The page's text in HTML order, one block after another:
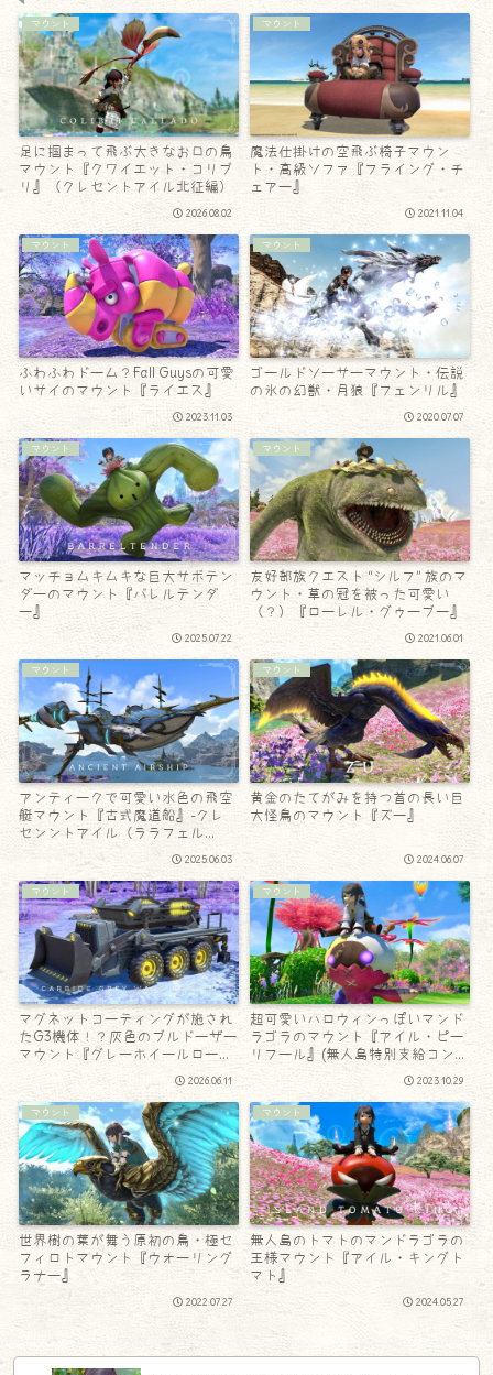
マウント
足に掴まって飛ぶ大きなお口の鳥
マウント『クワイエット・コリブ
リ』（クレセントアイル北征編）
2026.08.02
マウント
魔法仕掛けの空飛ぶ椅子マウン
ト・高級ソファ『フライング・チ
ェアー』
2021.11.04
マウント
ふわふわドーム？Fall Guysの可愛
いサイのマウント『ライエス』
2023.11.03
マウント
ゴールドソーサーマウント・伝説
の氷の幻獣・月狼『フェンリル』
2020.07.07
マウント
マッチョムキムキな巨大サボテン
ダーのマウント『バレルテンダ
ー』
2025.07.22
マウント
友好部族クエスト “シルフ” 族のマ
ウント・草の冠を被った可愛い
（？）『ローレル・グゥーブー』
2021.06.01
マウント
アンティークで可愛い水色の飛空
艇マウント『古式魔道船』-クレ
センントアイル（ララフェル
Ver.）
2025.06.03
マウント
黄金のたてがみを持つ首の長い巨
大怪鳥のマウント『ズー』
2024.06.07
マウント
マグネットコーティングが施され
たG3機体！？灰色のブルドーザー
マウント『グレーホイールローダ
2026.06.11
マウント
超可愛いハロウィンっぽいマンド
ラゴラのマウント『アイル・ピー
リフール』(無人島特別支給コンテ
2023.10.29
マウント
世界樹の葉が舞う原初の鳥・極セ
フィロトマウント『ウォーリング
ラナー』
2022.07.27
マウント
無人島のトマトのマンドラゴラの
王様マウント『アイル・キングト
マト』
2024.05.27